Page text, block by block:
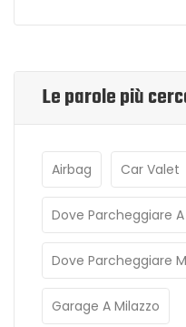
Le parole più
Airbag Car Valet
Dove Parcheggiare A
Dove Parcheggiare
Garage A Milazzo